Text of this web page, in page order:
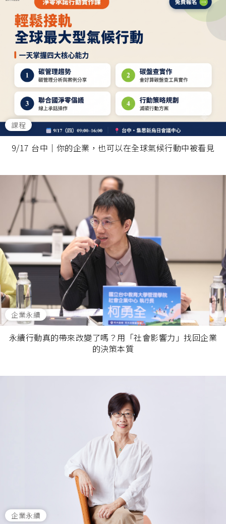
課程
9/17 台中｜你的企業，也可以在全球氣候行動中被看見
企業永續
永續行動真的帶來改變了嗎？用「社會影響力」找回企業
的決策本質
企業永續